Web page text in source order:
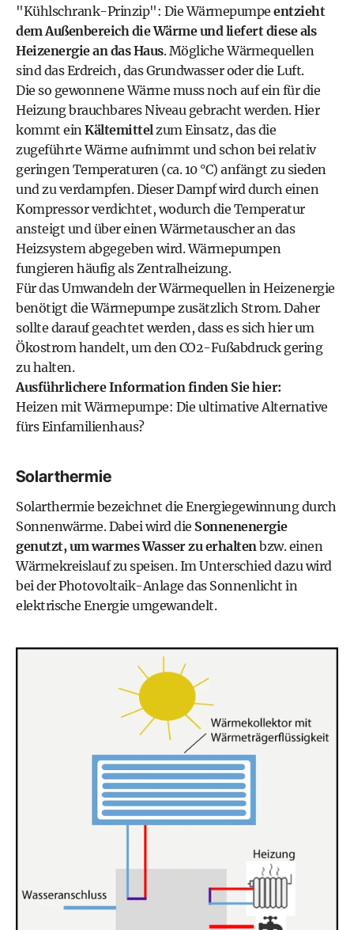
"Kühlschrank-Prinzip": Die Wärmepumpe entzieht
dem Außenbereich die Wärme und liefert diese als
Heizenergie an das Haus. Mögliche Wärmequellen
sind das Erdreich, das Grundwasser oder die Luft.
Die so gewonnene Wärme muss noch auf ein für die
Heizung brauchbares Niveau gebracht werden. Hier
kommt ein Kältemittel zum Einsatz, das die
zugeführte Wärme aufnimmt und schon bei relativ
geringen Temperaturen (ca. 10 °C) anfängt zu sieden
und zu verdampfen. Dieser Dampf wird durch einen
Kompressor verdichtet, wodurch die Temperatur
ansteigt und über einen Wärmetauscher an das
Heizsystem abgegeben wird. Wärmepumpen
fungieren häufig als Zentralheizung.
Für das Umwandeln der Wärmequellen in Heizenergie
benötigt die Wärmepumpe zusätzlich Strom. Daher
sollte darauf geachtet werden, dass es sich hier um
Ökostrom handelt, um den CO2-Fußabdruck gering
zu halten.
Ausführlichere Information finden Sie hier:
Heizen mit Wärmepumpe: Die ultimative Alternative
fürs Einfamilienhaus?
Solarthermie
Solarthermie bezeichnet die Energiegewinnung durch
Sonnenwärme. Dabei wird die Sonnenenergie
genutzt, um warmes Wasser zu erhalten bzw. einen
Wärmekreislauf zu speisen. Im Unterschied dazu wird
bei derPhotovoltaik-Anlage das Sonnenlicht in
elektrische Energie umgewandelt.